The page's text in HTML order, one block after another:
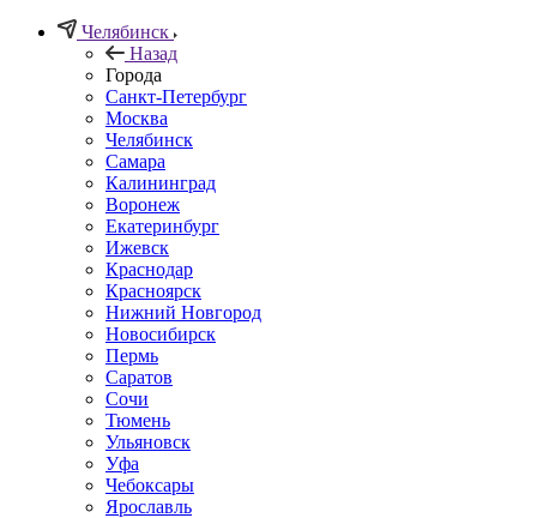
Челябинск
Назад
Города
Санкт-Петербург
Москва
Челябинск
Самара
Калининград
Воронеж
Екатеринбург
Ижевск
Краснодар
Красноярск
Нижний Новгород
Новосибирск
Пермь
Саратов
Сочи
Тюмень
Ульяновск
Уфа
Чебоксары
Ярославль